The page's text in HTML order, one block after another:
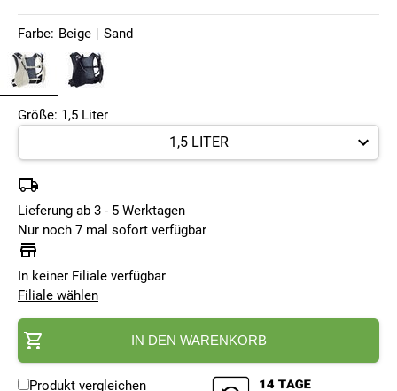
Farbe: Beige | Sand
Größe: 1,5 Liter
Lieferung ab 3 - 5 Werktagen
Nur noch 7 mal sofort verfügbar
In keiner Filiale verfügbar
Filiale wählen
IN DEN WARENKORB
Produkt vergleichen